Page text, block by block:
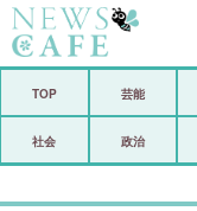
TOP 芸能
社会 政治